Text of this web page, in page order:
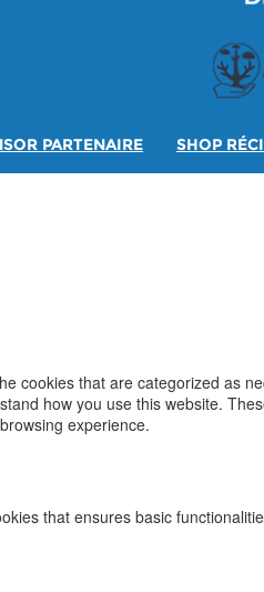
PARTENAIRE SHOP
cookies that are categorized as
how you use this website.
experience.
that ensures basic